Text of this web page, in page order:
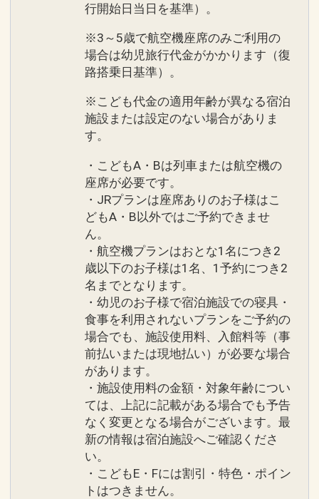
行開始日当日を基準）。
※3～5歳で航空機座席のみご利用の
場合は幼児旅行代金がかかります（復
路搭乗日基準）。
※こども代金の適用年齢が異なる宿泊
施設または設定のない場合がありま
す。
・こどもA・Bは列車または航空機の
座席が必要です。
・JRプランは座席ありのお子様はこ
どもA・B以外ではご予約できませ
ん。
・航空機プランはおとな1名につき2
歳以下のお子様は1名、1予約につき2
名までとなります。
・幼児のお子様で宿泊施設での寝具・
食事を利用されないプランをご予約の
場合でも、施設使用料、入館料等（事
前払いまたは現地払い）が必要な場合
があります。
・施設使用料の金額・対象年齢につい
ては、上記に記載がある場合でも予告
なく変更となる場合がございます。最
新の情報は宿泊施設へご確認くださ
い。
・こどもE・Fには割引・特色・ポイン
トはつきません。